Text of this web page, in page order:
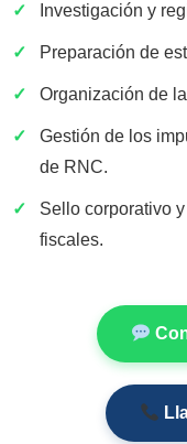
✓ Investigación y
✓ Preparación de
✓ Organización de
✓
Gestión de los
de RNC.
✓
Sello corporativo
fiscales.